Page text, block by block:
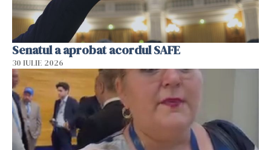
Senatul a aprobat acordul SAFE
30 IULIE 2026